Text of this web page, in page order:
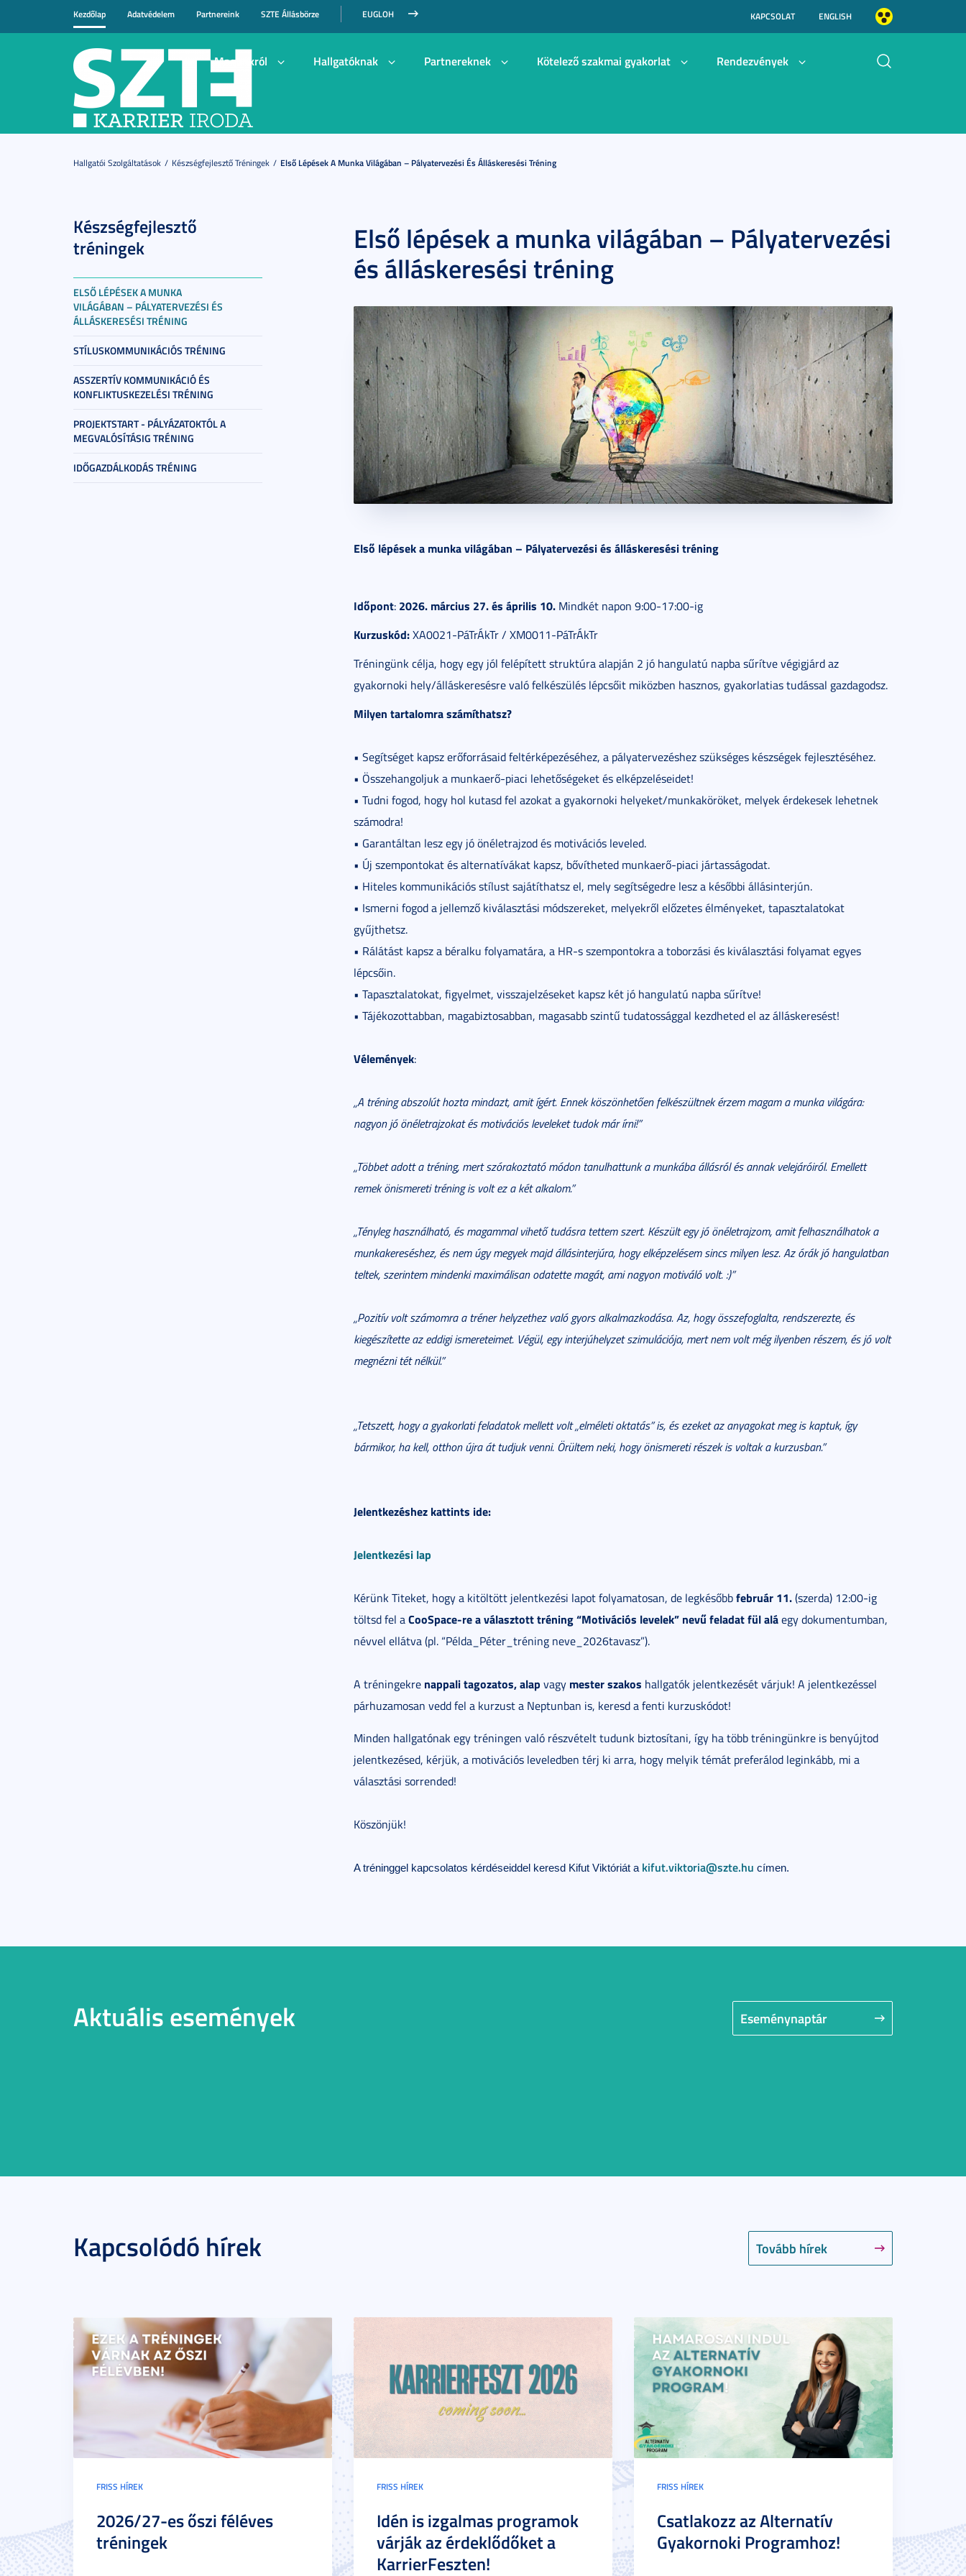
Kezdőlap Adatvédelem Partnereink SZTE Állásbörze EUGLOH KAPCSOLAT ENGLISH
Magunkról Hallgatóknak Partnereknek Kötelező szakmai gyakorlat Rendezvények
Hallgatói Szolgáltatások Készségfejlesztő Tréningek Első Lépések A Munka Világában – Pályatervezési És Álláskeresési Tréning
Készségfejlesztő
tréningek
ELSŐ LÉPÉSEK A MUNKA
VILÁGÁBAN – PÁLYATERVEZÉSI ÉS
ÁLLÁSKERESÉSI TRÉNING
STÍLUSKOMMUNIKÁCIÓS TRÉNING
ASSZERTÍV KOMMUNIKÁCIÓ ÉS
KONFLIKTUSKEZELÉSI TRÉNING
PROJEKTSTART - PÁLYÁZATOKTÓL A
MEGVALÓSÍTÁSIG TRÉNING
IDŐGAZDÁLKODÁS TRÉNING
Első lépések a munka világában – Pályatervezési
és álláskeresési tréning
Első lépések a munka világában – Pályatervezési és álláskeresési tréning
Időpont: 2026. március 27. és április 10. Mindkét napon 9:00-17:00-ig
Kurzuskód:XA0021-PáTrÁkTr / XM0011-PáTrÁkTr
Tréningünk célja, hogy egy jól felépített struktúra alapján 2 jó hangulatú napba sűrítve végigjárd az
gyakornoki hely/álláskeresésre való felkészülés lépcsőit miközben hasznos, gyakorlatias tudással gazdagodsz.
Milyen tartalomra számíthatsz?
• Segítséget kapsz erőforrásaid feltérképezéséhez, a pályatervezéshez szükséges készségek fejlesztéséhez.
• Összehangoljuk a munkaerő-piaci lehetőségeket és elképzeléseidet!
• Tudni fogod, hogy hol kutasd fel azokat a gyakornoki helyeket/munkaköröket, melyek érdekesek lehetnek
számodra!
• Garantáltan lesz egy jó önéletrajzod és motivációs leveled.
• Új szempontokat és alternatívákat kapsz, bővítheted munkaerő-piaci jártasságodat.
• Hiteles kommunikációs stílust sajátíthatsz el, mely segítségedre lesz a későbbi állásinterjún.
• Ismerni fogod a jellemző kiválasztási módszereket, melyekről előzetes élményeket, tapasztalatokat
gyűjthetsz.
• Rálátást kapsz a béralku folyamatára, a HR-s szempontokra a toborzási és kiválasztási folyamat egyes
lépcsőin.
• Tapasztalatokat, figyelmet, visszajelzéseket kapsz két jó hangulatú napba sűrítve!
• Tájékozottabban, magabiztosabban, magasabb szintű tudatossággal kezdheted el az álláskeresést!
Vélemények:
„A tréning abszolút hozta mindazt, amit ígért. Ennek köszönhetően felkészültnek érzem magam a munka világára:
nagyon jó önéletrajzokat és motivációs leveleket tudok már írni!”
„Többet adott a tréning, mert szórakoztató módon tanulhattunk a munkába állásról és annak velejáróiról. Emellett
remek önismereti tréning is volt ez a két alkalom.”
„Tényleg használható, és magammal vihető tudásra tettem szert. Készült egy jó önéletrajzom, amit felhasználhatok a
munkakereséshez, és nem úgy megyek majd állásinterjúra, hogy elképzelésem sincs milyen lesz. Az órák jó hangulatban
teltek, szerintem mindenki maximálisan odatette magát, ami nagyon motiváló volt. :)”
„Pozitív volt számomra a tréner helyzethez való gyors alkalmazkodása. Az, hogy összefoglalta, rendszerezte, és
kiegészítette az eddigi ismereteimet. Végül, egy interjúhelyzet szimulációja, mert nem volt még ilyenben részem, és jó volt
megnézni tét nélkül.”
„Tetszett, hogy a gyakorlati feladatok mellett volt „elméleti oktatás” is, és ezeket az anyagokat meg is kaptuk, így
bármikor, ha kell, otthon újra át tudjuk venni. Örültem neki, hogy önismereti részek is voltak a kurzusban.”
Jelentkezéshez kattints ide:
Jelentkezési lap
Kérünk Titeket, hogy a kitöltött jelentkezési lapot folyamatosan, de legkésőbbfebruár 11.(szerda) 12:00-ig
töltsd fel aCooSpace-re a választott tréning “Motivációs levelek” nevű feladat fül aláegy dokumentumban,
névvel ellátva (pl. “Példa_Péter_tréning neve_2026tavasz”).
A tréningekre nappali tagozatos, alap vagy mester szakos hallgatók jelentkezését várjuk! A jelentkezéssel
párhuzamosan vedd fel a kurzust a Neptunban is, keresd a fenti kurzuskódot!
Minden hallgatónak egy tréningen való részvételt tudunk biztosítani, így ha több tréningünkre is benyújtod
jelentkezésed, kérjük, a motivációs leveledben térj ki arra, hogy melyik témát preferálod leginkább, mi a
választási sorrended!
Köszönjük!
A tréninggel kapcsolatos kérdéseiddel keresd Kifut Viktóriát a kifut.viktoria@szte.hu címen.
Aktuális események Eseménynaptár
Kapcsolódó hírek Tovább hírek
FRISS HÍREK
2026/27-es őszi féléves
tréningek
FRISS HÍREK
Idén is izgalmas programok
várják az érdeklődőket a
KarrierFeszten!
FRISS HÍREK
Csatlakozz az Alternatív
Gyakornoki Programhoz!